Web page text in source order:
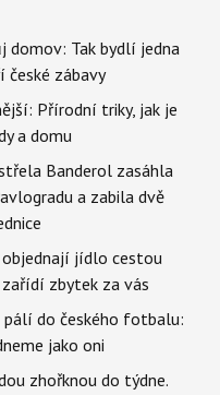
domov: Tak bydlí jedna
zábavy
Přírodní triky, jak je
a domu
Banderol zasáhla
a zabila dvě
objednají jídlo cestou
zbytek za vás
pálí do českého fotbalu:
jako oni
zhořknou do týdne.